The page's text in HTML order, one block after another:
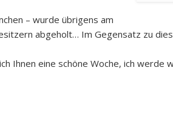
– wurde übrigens am
abgeholt… Im Gegensatz zu
Ihnen eine schöne Woche, ich werde